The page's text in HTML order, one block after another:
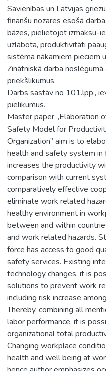
Savienības un Latvijas
finanšu nozares esošā
bāzes, pielietojot izmaksu-
uzlabota, produktivitāti
sistēma nākamiem pieciem
Zinātniskā darba
priekšlikumus.
Darbs sastāv no 101.lpp.,
pielikumus.
Master paper „Elaboration
Safety Model for
Organization” aim is to
health and safety system in
increases the productivity
comparison with current
comparatively effective
eliminate work related
healthy environment in
between and within
and work related hazards.
force has access to good
safety services. Existing
technology changes, it is
solutions to prevent work
including risk increase
Thereby, combining all
labor performance, it is
organizational total
Changing workplace
health and well being at